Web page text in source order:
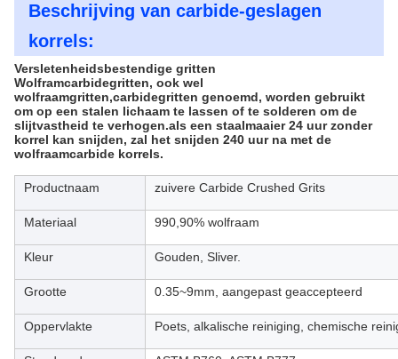
Beschrijving van carbide-geslagen
korrels:
Versletenheidsbestendige gritten
Wolframcarbidegritten, ook wel
wolfraamgritten,carbidegritten genoemd, worden gebruikt
om op een stalen lichaam te lassen of te solderen om de
slijtvastheid te verhogen.als een staalmaaier 24 uur zonder
korrel kan snijden, zal het snijden 240 uur na met de
wolfraamcarbide korrels.
Productnaam zuivere Carbide Crushed Grits
Materiaal 990,90% wolfraam
Kleur Gouden, Sliver.
Grootte 0.35~9mm, aangepast geaccepteerd
Oppervlakte Poets, alkalische reiniging, chemische